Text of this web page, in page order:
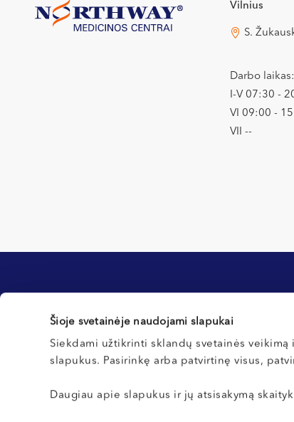
Šioje svetainėje naudojami slapukai
Siekdami užtikrinti sklandų svetainės
slapukus. Pasirinkę arba patvirtinę visus,
Daugiau apie slapukus ir jų atsisakymą
Vilnius
S.
Darbo laikas:
I-V 07:30 -
VI 09:00 -
VII --
Informacija klientams
Kontaktai ir rekvizitai
Northway Vilnius
Northway Kretinga
Registracijos
Pirmą kartą pas
operacijoms